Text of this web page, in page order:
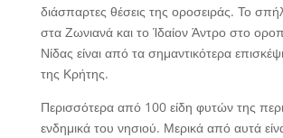
διάσπαρτες θέσεις της οροσειράς. Το
στα Ζωνιανά και το Ίδαίον Άντρο στο
Νίδας είναι από τα σημαντικότερα
της Κρήτης.
Περισσότερα από 100 είδη φυτών της
ενδημικά του νησιού. Μερικά από αυτά